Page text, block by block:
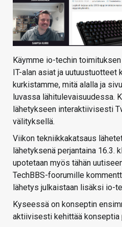
Käymme io-techin
IT-alan asiat ja uutuustuotteet
kurkistamme, mitä alalla ja
luvassa lähitulevaisuudessa.
lähetykseen interaktiivisesti
välityksellä.
Viikon tekniikkakatsaus
lähetyksenä perjantaina 16.3.
upotetaan myös tähän
TechBBS-foorumille
lähetys julkaistaan lisäksi io-
Kyseessä on konseptin
aktiivisesti kehittää konseptia